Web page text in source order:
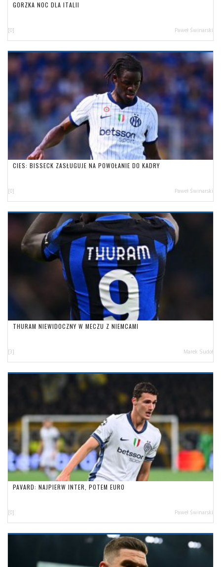
GORZKA NOC DLA ITALII
[0] Paweł Świnarski
CIES: BISSECK ZASŁUGUJE NA POWOŁANIE DO KADRY
[0] Paweł Świnarski
THURAM NIEWIDOCZNY W MECZU Z NIEMCAMI
[3] Marek Sudoł
PAVARD: NAJPIERW INTER, POTEM EURO
[0] Paweł Świnarski